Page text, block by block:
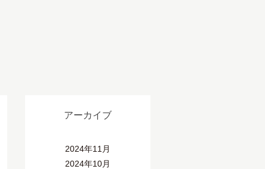
アーカイブ
2024年11月
2024年10月